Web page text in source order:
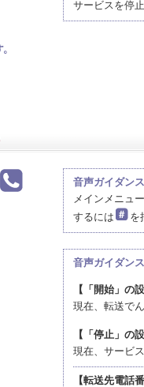
サービスを停
音声ガイダンス
メインメニュ
するには
を
音声ガイダンス
【「開始」の
現在、転送で
【「停止」の
現在、サービ
【転送先電話